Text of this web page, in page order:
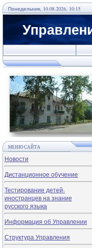
Понедельник, 10.08.2026, 10:15
МЕНЮ САЙТА
Новости
Дистанционное обучение
Тестирование детей-
иностранцев на знание
русского языка
Информация об Управлении
Структура Управления